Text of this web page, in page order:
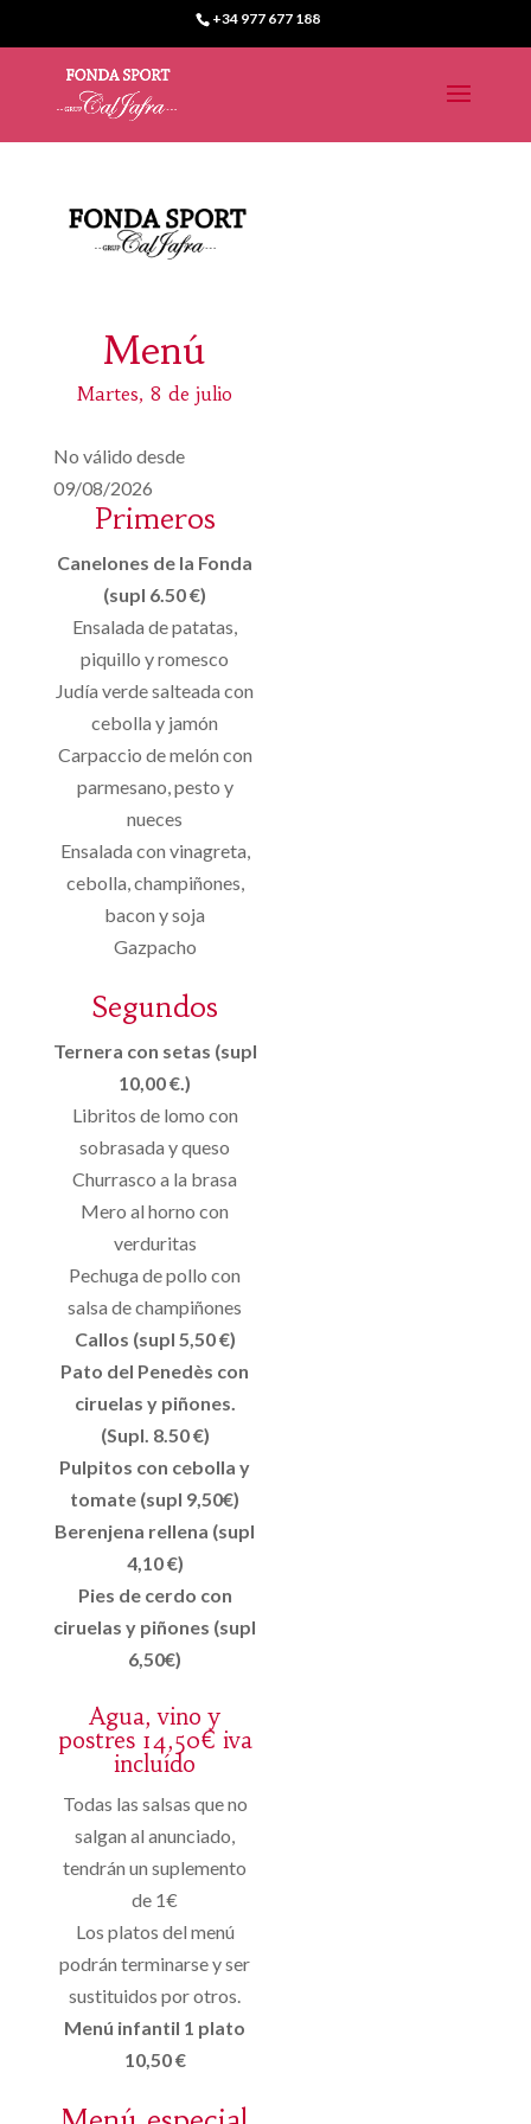
+34 977 677 188
Menú
Martes, 8 de julio
No válido desde
09/08/2026
Primeros
Canelones de la Fonda
(supl 6.50 €)
Ensalada de patatas,
piquillo y romesco
Judía verde salteada con
cebolla y jamón
Carpaccio de melón con
parmesano, pesto y
nueces
Ensalada con vinagreta,
cebolla, champiñones,
bacon y soja
Gazpacho
Segundos
Ternera con setas (supl
10,00 €.)
Libritos de lomo con
sobrasada y queso
Churrasco a la brasa
Mero al horno con
verduritas
Pechuga de pollo con
salsa de champiñones
Callos (supl 5,50 €)
Pato del Penedès con
ciruelas y piñones.
(Supl. 8.50 €)
Pulpitos con cebolla y
tomate (supl 9,50€)
Berenjena rellena (supl
4,10 €)
Pies de cerdo con
ciruelas y piñones (supl
6,50€)
Agua, vino y
postres 14,50€ iva
incluído
Todas las salsas que no
salgan al anunciado,
tendrán un suplemento
de 1€
Los platos del menú
podrán terminarse y ser
sustituidos por otros.
Menú infantil 1 plato
10,50 €